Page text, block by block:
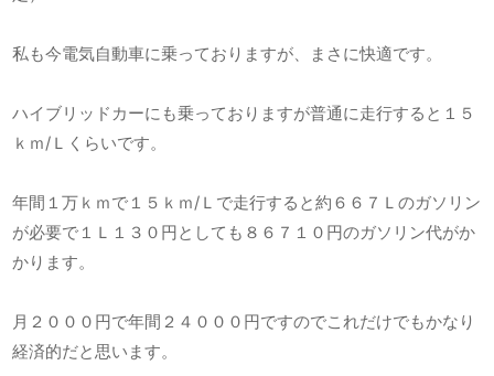
私も今電気自動車に乗っておりますが、まさに快適です。
ハイブリッドカーにも乗っておりますが普通に走行すると１５
ｋｍ/Ｌくらいです。
年間１万ｋｍで１５ｋｍ/Ｌで走行すると約６６７Ｌのガソリン
が必要で１Ｌ１３０円としても８６７１０円のガソリン代がか
かります。
月２０００円で年間２４０００円ですのでこれだけでもかなり
経済的だと思います。